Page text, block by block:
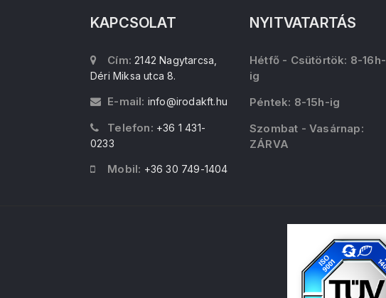
KAPCSOLAT
Cím: 2142 Nagytarcsa,
Déri Miksa utca 8.
E-mail: info@irodakft.hu
Telefon: +36 1 431-
0233
Mobil: +36 30 749-1404
NYITVATARTÁS
Hétfő - Csütörtök: 8-16h-
ig
Péntek: 8-15h-ig
Szombat - Vasárnap:
ZÁRVA